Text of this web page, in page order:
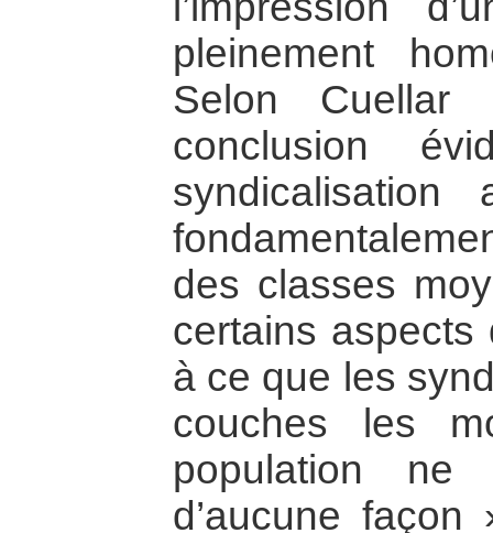
pleinement
Selon
conclusion
des classes
certains aspects
à ce que les
couches les
population ne
d’aucune